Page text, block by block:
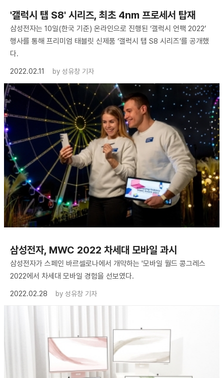
'갤럭시 탭 S8' 시리즈, 최초 4nm 프로세서 탑재
삼성전자는 10일(한국 기준) 온라인으로 진행된 ‘갤럭시 언팩 2022’
행사를 통해 프리미엄 태블릿 신제품 ‘갤럭시 탭 S8 시리즈’를 공개했
다.
2022.02.11
by 성유창 기자
삼성전자, MWC 2022 차세대 모바일 과시
삼성전자가 스페인 바르셀로나에서 개막하는 '모바일 월드 콩그레스
2022에서 차세대 모바일 경험을 선보였다.
2022.02.28
by 성유창 기자